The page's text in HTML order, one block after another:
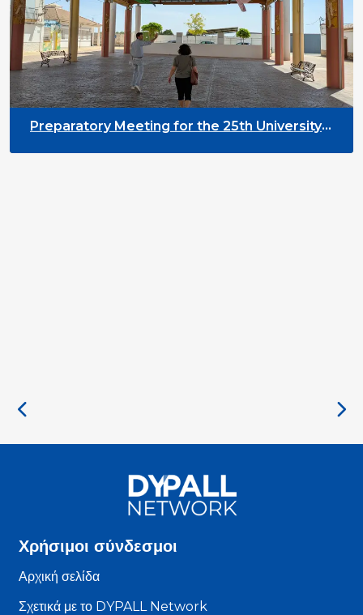
Preparatory Meeting for the 25th University
Χρήσιμοι σύνδεσμοι
Αρχική σελίδα
Σχετικά με το DYPALL Network